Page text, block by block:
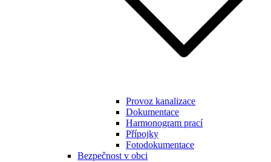
Provoz kanalizace
Dokumentace
Harmonogram prací
Přípojky
Fotodokumentace
Bezpečnost v obci